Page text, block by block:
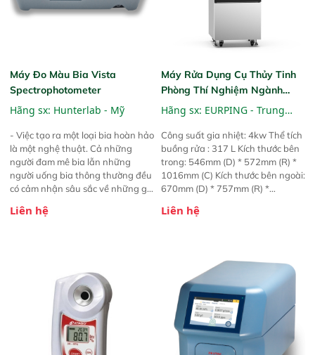
Máy Đo Màu Bia Vista
Spectrophotometer
Hãng sx: Hunterlab - Mỹ
- Việc tạo ra một loại bia hoàn hảo
là một nghệ thuật. Cả những
người đam mê bia lẫn những
người uống bia thông thường đều
có cảm nhận sâu sắc về những gì
loại bia. Do đó, các nhà máy bia
xác, giúp các nhà sản xuất bia
đáp ứng kỳ vọng của người tiêu
dùng và tuân thủ các yêu cầu
phân loại độ đục của EBC (Công
ước Nhà máy Bia Châu Âu), ASBC
(Hiệp hội Hóa học Bia Hoa Kỳ). -
Liên hệ
Máy Rửa Dụng Cụ Thủy Tinh
Phòng Thí Nghiệm Ngành
Thực Phẩm
Hãng sx: EURPING - Trung
Công suất gia nhiệt: 4kw Thể tích
buồng rửa : 317 L Kích thước bên
trong: 546mm (D) * 572mm (R) *
1016mm (C) Kích thước bên ngoài:
670mm (D) * 757mm (R) *
Liên hệ